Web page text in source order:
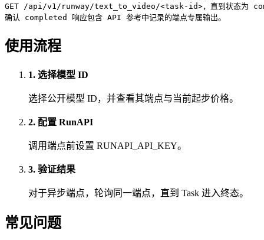
GET /api/v1/runway/text_to_video/<task-id>，直到状态为
确认 completed 响应包含 API 参考中记录的端点专属输出。
使用流程
1. 选择模型 ID
选择公开模型 ID，并查看其端点与当前起步价格。
2. 配置 RunAPI
调用端点前设置 RUNAPI_API_KEY。
3. 验证结果
对于异步端点，轮询同一端点，直到 Task 进入终态。
常见问题